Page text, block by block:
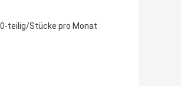
teilig/Stücke pro Monat